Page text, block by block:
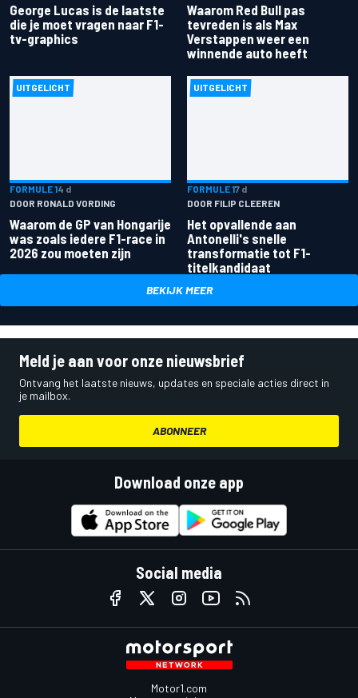
George Lucas is de laatste
die je moet vragen naar F1-
tv-graphics
Waarom Red Bull pas
tevreden is als Max
Verstappen weer een
winnende auto heeft
UITGELICHT
FORMULE 14 d
DOOR RONALD VORDING
Waarom de GP van Hongarije
was zoals iedere F1-race in
2026 zou moeten zijn
UITGELICHT
FORMULE 17 d
DOOR FILIP CLEEREN
Het opvallende aan
Antonelli's snelle
transformatie tot F1-
titelkandidaat
BEKIJK MEER
Meld je aan voor onze nieuwsbrief
Ontvang het laatste nieuws, updates en speciale acties direct in
je mailbox.
ABONNEER
Download onze app
Social media
Motor1.com